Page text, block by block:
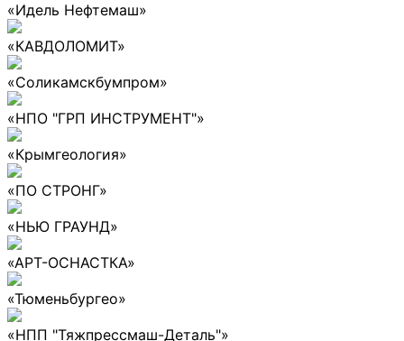
«Идель Нефтемаш»
«КАВДОЛОМИТ»
«Соликамскбумпром»
«НПО "ГРП ИНСТРУМЕНТ"»
«Крымгеология»
«ПО СТРОНГ»
«НЬЮ ГРАУНД»
«АРТ-ОСНАСТКА»
«Тюменьбургео»
«НПП "Тяжпрессмаш-Деталь"»